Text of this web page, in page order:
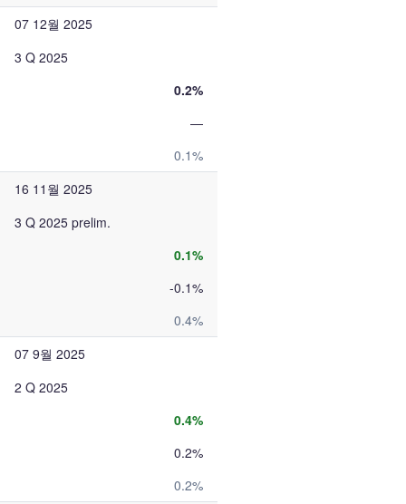
07 12월 2025
3 Q 2025
0.2%
—
0.1%
16 11월 2025
3 Q 2025 prelim.
0.1%
-0.1%
0.4%
07 9월 2025
2 Q 2025
0.4%
0.2%
0.2%